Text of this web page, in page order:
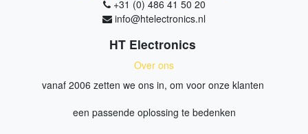
+31 (0) 486 41 50 20
info@htelectronics.nl
HT Electronics
Over ons
vanaf 2006 zetten we ons in, om voor onze klanten
een passende oplossing te bedenken